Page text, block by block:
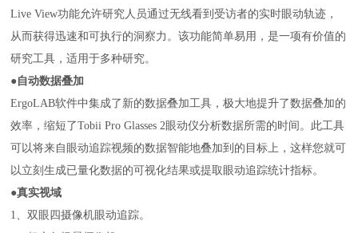
Live View功能允许研究人员通过无线看到受访者的实时眼动轨迹，
从而获得迅速和可执行的洞察力。该功能简单易用，是一项有价值的
研究工具，适用于多种研究。
●自动数据叠加
ErgoLAB软件中集成了新的数据叠加工具，极大地提升了数据叠加的
效率，缩短了Tobii Pro Glasses 2眼动仪分析数据所需的时间。此工具
可以将来自眼动追踪视频的数据智能地叠加到的目标上，这样您就可
以立刻生成已量化数据的可视化结果或提取眼动追踪统计指标。
●真实视域
1、双眼四摄像机眼动追踪。